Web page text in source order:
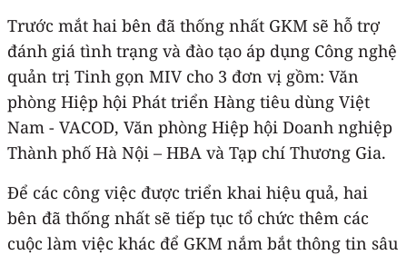
Trước mắt hai bên đã thống nhất GKM sẽ hỗ trợ
đánh giá tình trạng và đào tạo áp dụng Công nghệ
quản trị Tinh gọn MIV cho 3 đơn vị gồm: Văn
phòng Hiệp hội Phát triển Hàng tiêu dùng Việt
Nam - VACOD, Văn phòng Hiệp hội Doanh nghiệp
Thành phố Hà Nội – HBA và Tạp chí Thương Gia.
Để các công việc được triển khai hiệu quả, hai
bên đã thống nhất sẽ tiếp tục tổ chức thêm các
cuộc làm việc khác để GKM nắm bắt thông tin sâu